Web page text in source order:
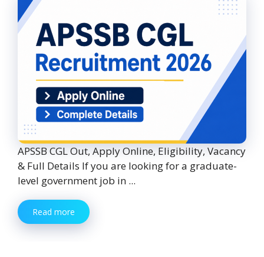
APSSB CGL Out, Apply Online, Eligibility, Vacancy
& Full Details If you are looking for a graduate-
level government job in ...
Read more